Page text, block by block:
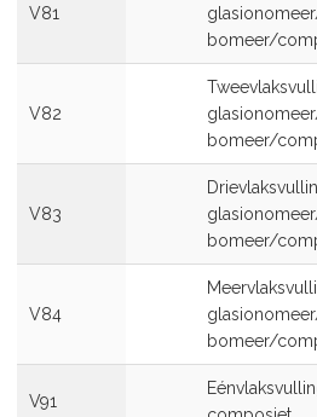
V81
bomeer/
V82
bomeer/
V83
bomeer/
V84
bomeer/
V91